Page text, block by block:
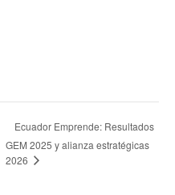
Ecuador Emprende: Resultados
GEM 2025 y alianza estratégicas
2026